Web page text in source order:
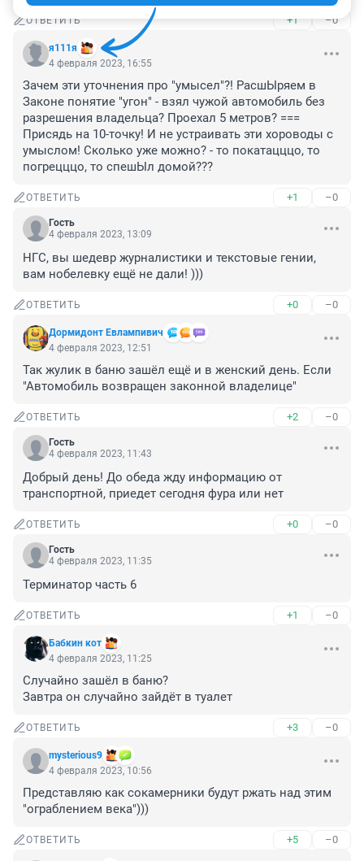
ОТВЕТИТЬ +1 –0
я111я
4 февраля 2023, 16:55
Зачем эти уточнения про "умысел"?! РасшЫряем в
Законе понятие "угон" - взял чужой автомобиль без
разрешения владельца? Проехал 5 метров? ===
Присядь на 10-точку! И не устраивать эти хороводы с
умыслом! Сколько уже можно? - то покатацццо, то
погрецццо, то спешЫл домой???
ОТВЕТИТЬ +1 –0
Гость
4 февраля 2023, 13:09
НГС, вы шедевр журналистики и текстовые гении,
вам нобелевку ещё не дали! )))
ОТВЕТИТЬ +0 –0
Дормидонт Евлампивич
4 февраля 2023, 12:51
Так жулик в баню зашёл ещё и в женский день. Если
"Автомобиль возвращен законной владелице"
ОТВЕТИТЬ +2 –0
Гость
4 февраля 2023, 11:43
Добрый день! До обеда жду информацию от
транспортной, приедет сегодня фура или нет
ОТВЕТИТЬ +0 –0
Гость
4 февраля 2023, 11:35
Терминатор часть 6
ОТВЕТИТЬ +1 –0
Бабкин кот
4 февраля 2023, 11:25
Случайно зашёл в баню?
Завтра он случайно зайдёт в туалет
ОТВЕТИТЬ +3 –0
mysterious9
4 февраля 2023, 10:56
Представляю как сокамерники будут ржать над этим
"ограблением века")))
ОТВЕТИТЬ +5 –0